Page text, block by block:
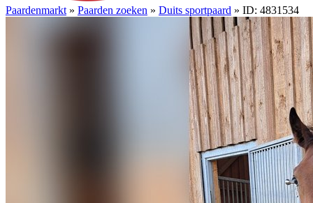
Paardenmarkt » Paarden zoeken » Duits sportpaard » ID: 4831534